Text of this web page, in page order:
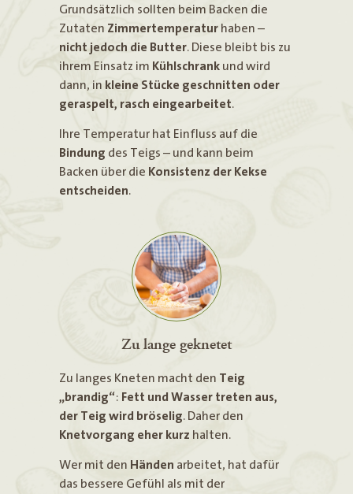
Grundsätzlich sollten beim Backen die
Zutaten Zimmertemperaturhaben –
nicht jedoch die Butter. Diese bleibt bis zu
ihrem Einsatz im Kühlschrankund wird
dann, in kleine Stücke geschnitten oder
geraspelt, rasch eingearbeitet.
Ihre Temperatur hat Einfluss auf die
Bindung des Teigs – und kann beim
Backen über die Konsistenz der Kekse
entscheiden.
Zu lange geknetet
Zu langes Kneten macht den Teig
„brandig“: Fett und Wasser treten aus,
der Teig wird bröselig. Daher den
Knetvorgang eher kurz halten.
Wer mit den Händen arbeitet, hat dafür
das bessere Gefühl als mit der